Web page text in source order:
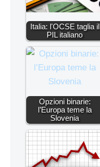
Italia: l'OCSE taglia il
PIL italiano
Opzioni binarie:
l’Europa teme la
Slovenia